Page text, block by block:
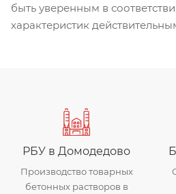
быть уверенным в
характеристик
РБУ в Домодедово
Производство товарных
бетонных растворов в